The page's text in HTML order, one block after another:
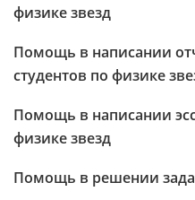
физике звезд
Помощь в написании
студентов по физике
Помощь в написании
физике звезд
Помощь в решении